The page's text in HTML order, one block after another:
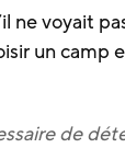
ne voyait
un camp
de